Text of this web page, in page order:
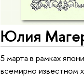
Юлия
5 марта в рамках
всемирно известном